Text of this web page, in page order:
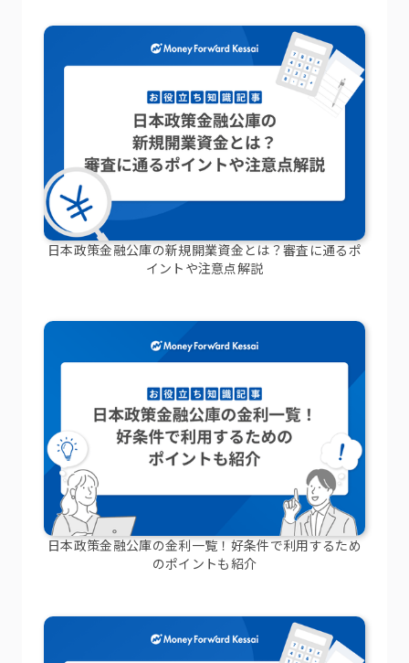
日本政策金融公庫の新規開業資金とは？審査に通るポ
イントや注意点解説
日本政策金融公庫の金利一覧！好条件で利用するため
のポイントも紹介